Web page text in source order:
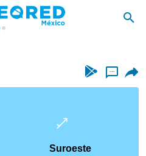
...
Suroeste